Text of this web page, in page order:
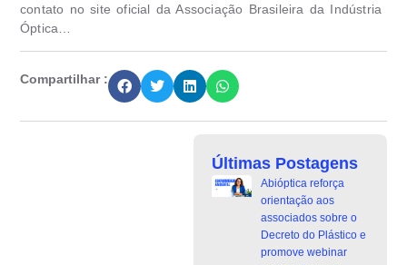
contato no site oficial da Associação Brasileira da Indústria
Óptica…
Compartilhar :
Últimas Postagens
Abióptica reforça
orientação aos
associados sobre o
Decreto do Plástico e
promove webinar